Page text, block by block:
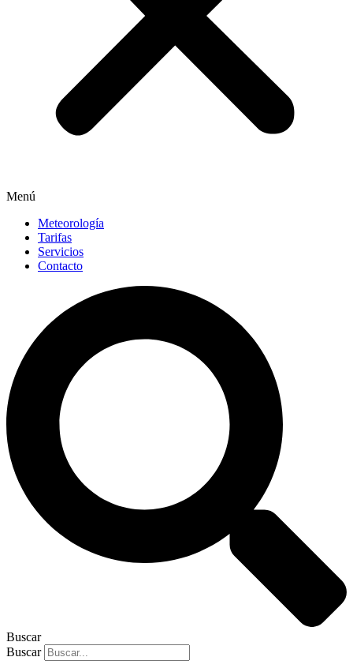
Menú
Meteorología
Tarifas
Servicios
Contacto
Buscar
Buscar